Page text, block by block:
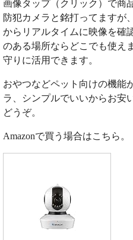
画像タップ（クリック）で商
防犯カメラと銘打ってますが
からリアルタイムに映像を確
のある場所ならどこでも使え
守りに活用できます。
おやつなどペット向けの機能
ラ、シンプルでいいからお安
どうぞ。
Amazonで買う場合はこちら。